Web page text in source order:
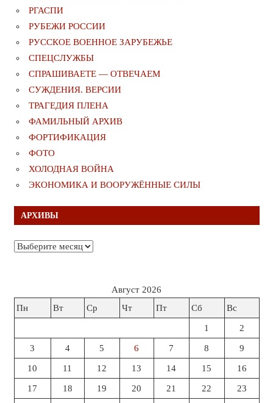
РГАСПИ
РУБЕЖИ РОССИИ
РУССКОЕ ВОЕННОЕ ЗАРУБЕЖЬЕ
СПЕЦСЛУЖБЫ
СПРАШИВАЕТЕ — ОТВЕЧАЕМ
СУЖДЕНИЯ. ВЕРСИИ
ТРАГЕДИЯ ПЛЕНА
ФАМИЛЬНЫЙ АРХИВ
ФОРТИФИКАЦИЯ
ФОТО
ХОЛОДНАЯ ВОЙНА
ЭКОНОМИКА И ВООРУЖЁННЫЕ СИЛЫ
АРХИВЫ
Архивы
Август 2026
Пн
Вт Ср Чт Пт Сб Вс
1 2
3 4 5 6 7 8 9
10 11 12 13 14 15 16
17 18 19 20 21 22 23